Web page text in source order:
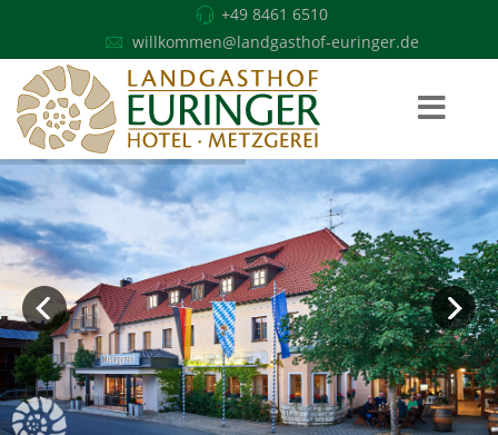
+49 8461 6510
willkommen@landgasthof-euringer.de